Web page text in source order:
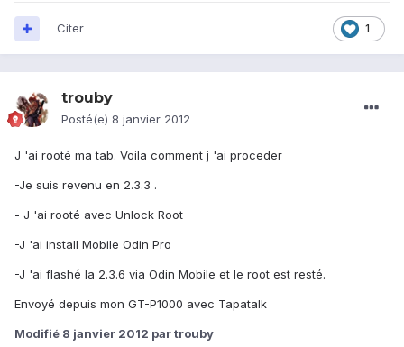
1
Citer
trouby
Posté(e) 8 janvier 2012
J 'ai rooté ma tab. Voila comment j 'ai proceder
-Je suis revenu en 2.3.3 .
- J 'ai rooté avec Unlock Root
-J 'ai install Mobile Odin Pro
-J 'ai flashé la 2.3.6 via Odin Mobile et le root est resté.
Envoyé depuis mon GT-P1000 avec Tapatalk
Modifié 8 janvier 2012 par trouby